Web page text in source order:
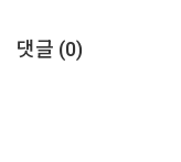
댓글 (0)